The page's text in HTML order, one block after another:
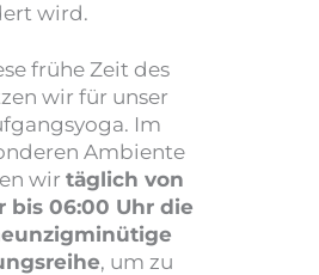
wird.
frühe Zeit des
wir für unser
Im
Ambiente
wirtäglich von
bis 06:00 Uhr die
, um zu